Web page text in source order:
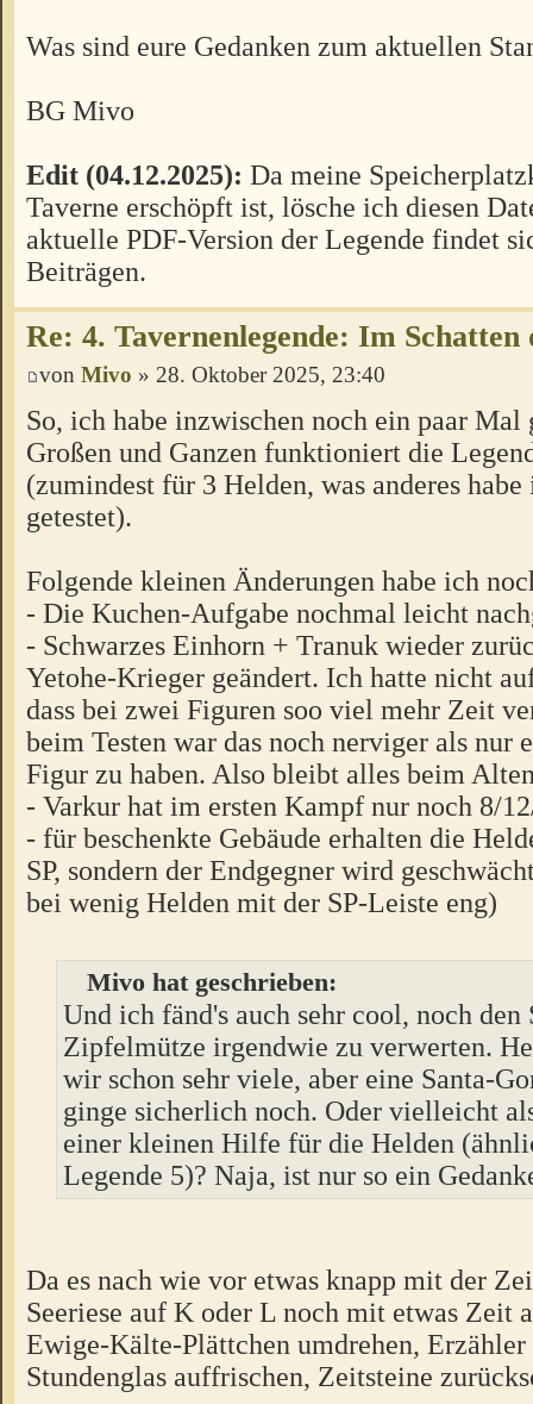
Was sind eure Gedanken zum aktuellen
BG Mivo
Edit (04.12.2025): Da meine
Taverne erschöpft ist, lösche ich diesen
aktuelle PDF-Version der Legende findet
Beiträgen.
Re: 4. Tavernenlegende: Im Schatten
von Mivo » 28. Oktober 2025, 23:40
So, ich habe inzwischen noch ein paar Mal
Großen und Ganzen funktioniert die
(zumindest für 3 Helden, was anderes
getestet).
Folgende kleinen Änderungen habe ich
- Die Kuchen-Aufgabe nochmal leicht
- Schwarzes Einhorn + Tranuk wieder
Yetohe-Krieger geändert. Ich hatte nicht
dass bei zwei Figuren soo viel mehr Zeit
beim Testen war das noch nerviger als nur
Figur zu haben. Also bleibt alles beim
- Varkur hat im ersten Kampf nur noch 8/
- für beschenkte Gebäude erhalten die
SP, sondern der Endgegner wird
bei wenig Helden mit der SP-Leiste eng)
Mivo hat geschrieben:
Und ich fänd's auch sehr cool, noch den
Zipfelmütze irgendwie zu verwerten.
wir schon sehr viele, aber eine Santa-
ginge sicherlich noch. Oder vielleicht
einer kleinen Hilfe für die Helden
Legende 5)? Naja, ist nur so ein
Da es nach wie vor etwas knapp mit der
Seeriese auf K oder L noch mit etwas Zeit
Ewige-Kälte-Plättchen umdrehen, Erzähler
Stundenglas auffrischen, Zeitsteine